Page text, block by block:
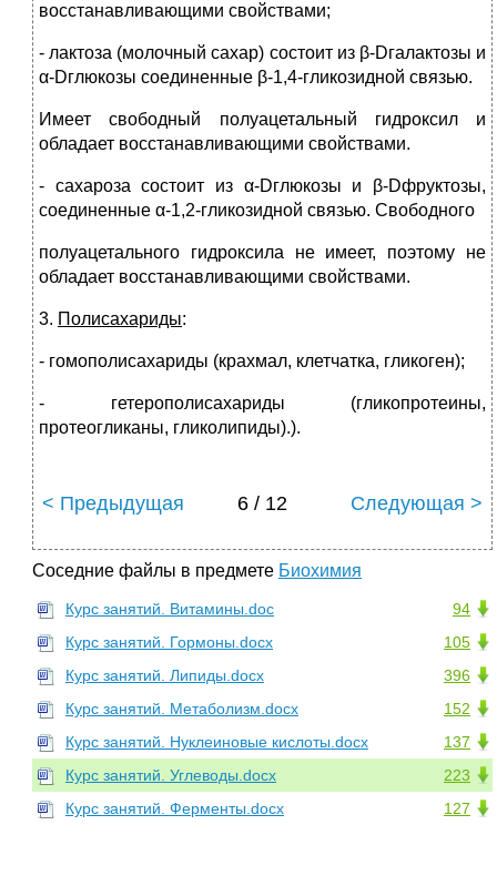
восстанавливающими свойствами;
- лактоза (молочный сахар) состоит из β-Dгалактозы и
α-Dглюкозы соединенные β-1,4-гликозидной связью.
Имеет свободный полуацетальный гидроксил и
обладает восстанавливающими свойствами.
- сахароза состоит из α-Dглюкозы и β-Dфруктозы,
соединенные α-1,2-гликозидной связью. Свободного
полуацетального гидроксила не имеет, поэтому не
обладает восстанавливающими свойствами.
3. Полисахариды:
- гомополисахариды (крахмал, клетчатка, гликоген);
- гетерополисахариды (гликопротеины,
протеогликаны, гликолипиды).).
< Предыдущая 6 / 12 Следующая >
Соседние файлы в предмете Биохимия
94
Курс занятий. Витамины.doc
105
Курс занятий. Гормоны.docx
396
Курс занятий. Липиды.docx
152
Курс занятий. Метаболизм.docx
137
Курс занятий. Нуклеиновые кислоты.docx
223
Курс занятий. Углеводы.docx
127
Курс занятий. Ферменты.docx